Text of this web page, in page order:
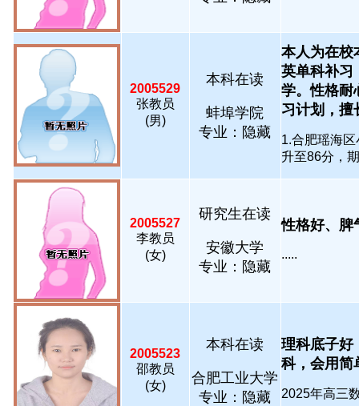
2005529
张教员
(男)
本科在读
蚌埠学院
专业：隐藏
本人为在校
英单科补习
学。性格耐
习计划，擅
1.合肥瑶海
升至86分，
2005527
李教员
(女)
研究生在读
安徽大学
专业：隐藏
性格好、脾
.....
2005523
邵教员
(女)
本科在读
合肥工业大学
专业：隐藏
理科底子好
科，会用简
2025年高三